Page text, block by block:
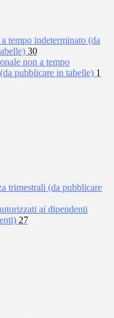
tempo indeterminato (da
30
non a tempo
pubblicare in tabelle) 1
trimestrali (da pubblicare
ai dipendenti
27